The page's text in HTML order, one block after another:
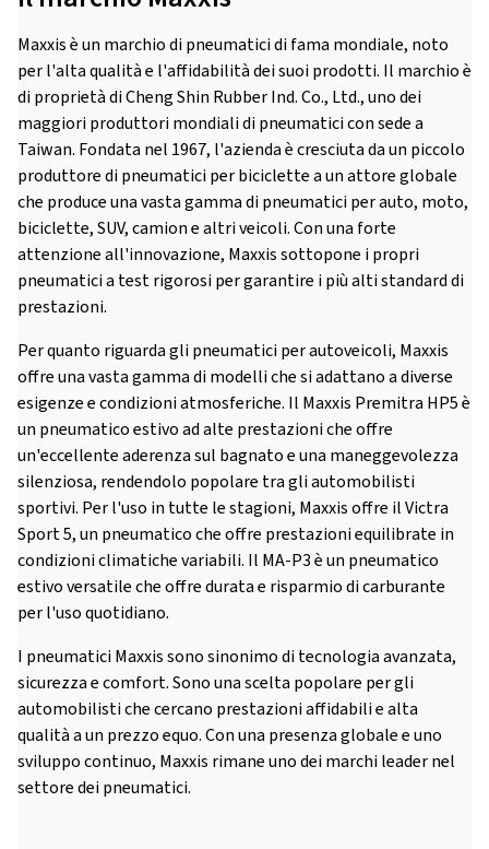
Maxxis è un marchio di pneumatici di fama mondiale, noto
per l'alta qualità e l'affidabilità dei suoi prodotti. Il marchio è
di proprietà di Cheng Shin Rubber Ind. Co., Ltd., uno dei
maggiori produttori mondiali di pneumatici con sede a
Taiwan. Fondata nel 1967, l'azienda è cresciuta da un piccolo
produttore di pneumatici per biciclette a un attore globale
che produce una vasta gamma di pneumatici per auto, moto,
biciclette, SUV, camion e altri veicoli. Con una forte
attenzione all'innovazione, Maxxis sottopone i propri
pneumatici a test rigorosi per garantire i più alti standard di
prestazioni.
Per quanto riguarda gli pneumatici per autoveicoli, Maxxis
offre una vasta gamma di modelli che si adattano a diverse
esigenze e condizioni atmosferiche. Il Maxxis Premitra HP5 è
un pneumatico estivo ad alte prestazioni che offre
un'eccellente aderenza sul bagnato e una maneggevolezza
silenziosa, rendendolo popolare tra gli automobilisti
sportivi. Per l'uso in tutte le stagioni, Maxxis offre il Victra
Sport 5, un pneumatico che offre prestazioni equilibrate in
condizioni climatiche variabili. Il MA-P3 è un pneumatico
estivo versatile che offre durata e risparmio di carburante
per l'uso quotidiano.
I pneumatici Maxxis sono sinonimo di tecnologia avanzata,
sicurezza e comfort. Sono una scelta popolare per gli
automobilisti che cercano prestazioni affidabili e alta
qualità a un prezzo equo. Con una presenza globale e uno
sviluppo continuo, Maxxis rimane uno dei marchi leader nel
settore dei pneumatici.